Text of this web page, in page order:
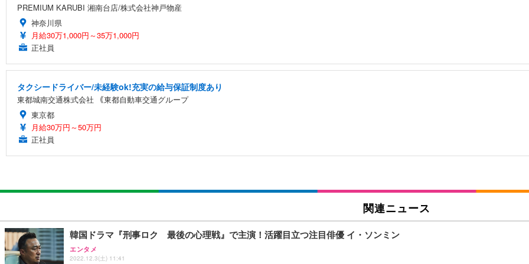
PREMIUM KARUBI 湘南台店/株式会社神戸物産
神奈川県
月給30万1,000円～35万1,000円
正社員
タクシードライバー/未経験ok!充実の給与保証制度あり
東都城南交通株式会社 ｟東都自動車交通グループ
東京都
月給30万円～50万円
正社員
関連ニュース
韓国ドラマ『刑事ロク 最後の心理戦』で主演！活躍目立つ注目俳優 イ・ソンミン
エンタメ
2022.12.3(土) 11:41